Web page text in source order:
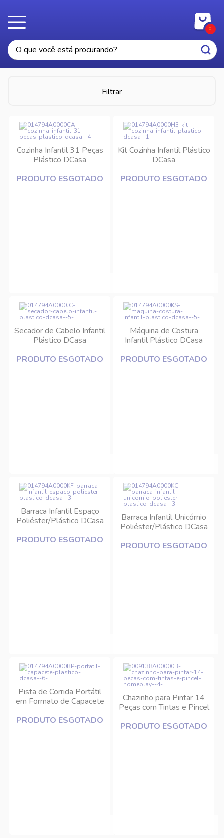
0
Filtrar
Cozinha Infantil 31 Peças
Plástico DCasa
PRODUTO ESGOTADO
Kit Cozinha Infantil Plástico
DCasa
PRODUTO ESGOTADO
Secador de Cabelo Infantil
Plástico DCasa
PRODUTO ESGOTADO
Máquina de Costura
Infantil Plástico DCasa
PRODUTO ESGOTADO
Barraca Infantil Espaço
Poliéster/Plástico DCasa
PRODUTO ESGOTADO
Barraca Infantil Unicórnio
Poliéster/Plástico DCasa
PRODUTO ESGOTADO
Pista de Corrida Portátil
em Formato de Capacete
PRODUTO ESGOTADO
Chazinho para Pintar 14
Peças com Tintas e Pincel
PRODUTO ESGOTADO